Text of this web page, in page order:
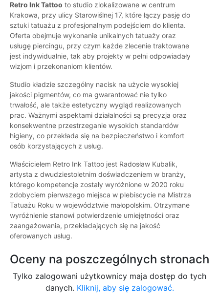
Retro Ink Tattoo to studio zlokalizowane w centrum
Krakowa, przy ulicy Starowiślnej 17, które łączy pasję do
sztuki tatuażu z profesjonalnym podejściem do klienta.
Oferta obejmuje wykonanie unikalnych tatuaży oraz
usługę piercingu, przy czym każde zlecenie traktowane
jest indywidualnie, tak aby projekty w pełni odpowiadały
wizjom i przekonaniom klientów.
Studio kładzie szczególny nacisk na użycie wysokiej
jakości pigmentów, co ma gwarantować nie tylko
trwałość, ale także estetyczny wygląd realizowanych
prac. Ważnymi aspektami działalności są precyzja oraz
konsekwentne przestrzeganie wysokich standardów
higieny, co przekłada się na bezpieczeństwo i komfort
osób korzystających z usług.
Właścicielem Retro Ink Tattoo jest Radosław Kubalik,
artysta z dwudziestoletnim doświadczeniem w branży,
którego kompetencje zostały wyróżnione w 2020 roku
zdobyciem pierwszego miejsca w plebiscycie na Mistrza
Tatuażu Roku w województwie małopolskim. Otrzymane
wyróżnienie stanowi potwierdzenie umiejętności oraz
zaangażowania, przekładających się na jakość
oferowanych usług.
Oceny na poszczególnych stronach
Tylko zalogowani użytkownicy maja dostęp do tych
danych. Kliknij, aby się zalogować.